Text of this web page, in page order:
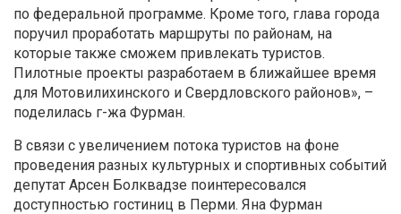
по федеральной программе. Кроме того, глава города
поручил проработать маршруты по районам, на
которые также сможем привлекать туристов.
Пилотные проекты разработаем в ближайшее время
для Мотовилихинского и Свердловского районов», –
поделилась г-жа Фурман.
В связи с увеличением потока туристов на фоне
проведения разных культурных и спортивных событий
депутат Арсен Болквадзе поинтересовался
доступностью гостиниц в Перми. Яна Фурман